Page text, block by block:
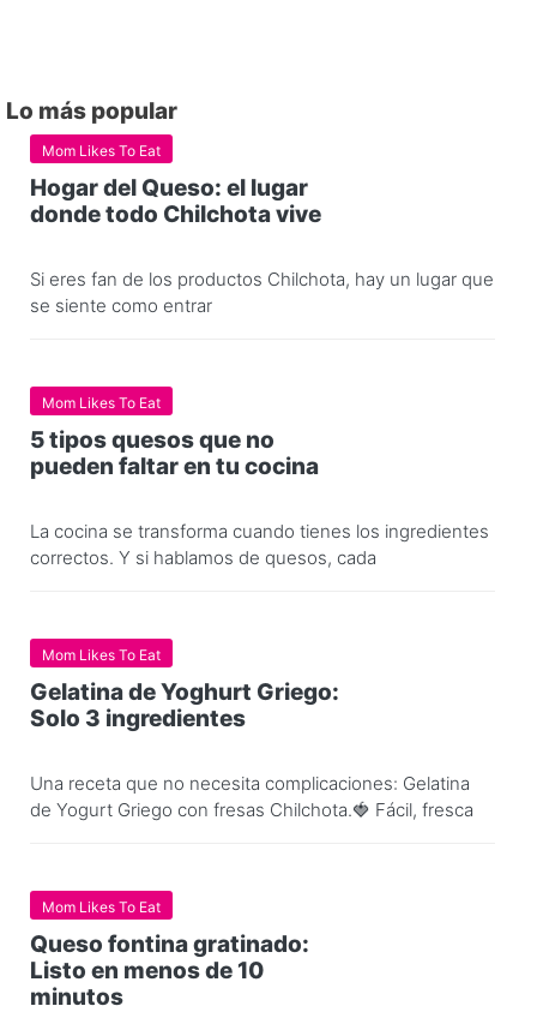
Lo más popular
Mom Likes To Eat
Hogar del Queso: el lugar
donde todo Chilchota vive
Si eres fan de los productos Chilchota, hay un lugar que
se siente como entrar
Mom Likes To Eat
5 tipos quesos que no
pueden faltar en tu cocina
La cocina se transforma cuando tienes los ingredientes
correctos. Y si hablamos de quesos, cada
Mom Likes To Eat
Gelatina de Yoghurt Griego:
Solo 3 ingredientes
Una receta que no necesita complicaciones: Gelatina
de Yogurt Griego con fresas Chilchota.🍓 Fácil, fresca
Mom Likes To Eat
Queso fontina gratinado:
Listo en menos de 10
minutos